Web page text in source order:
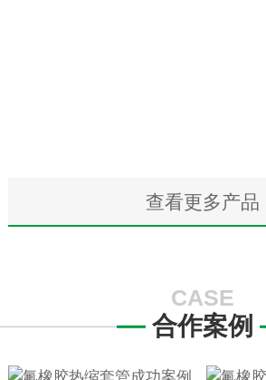
查看更多产品
CASE
合作案例